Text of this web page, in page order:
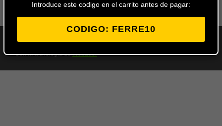
© 2024 - 2026 Ferretería Los Ángeles
Con la tecnología deWebador
Introduce este codigo en el carrito antes de pagar:
CODIGO: FERRE10